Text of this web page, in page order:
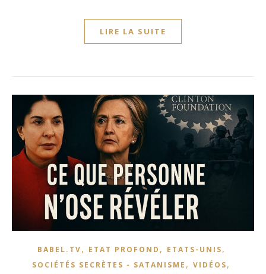
LIRE LA SUITE
BABEL.TV, ETAT PROFOND , ETATS-UNIS,
SOCIÉTÉS SECRÈTES - SATANISME , VIDÉOS,